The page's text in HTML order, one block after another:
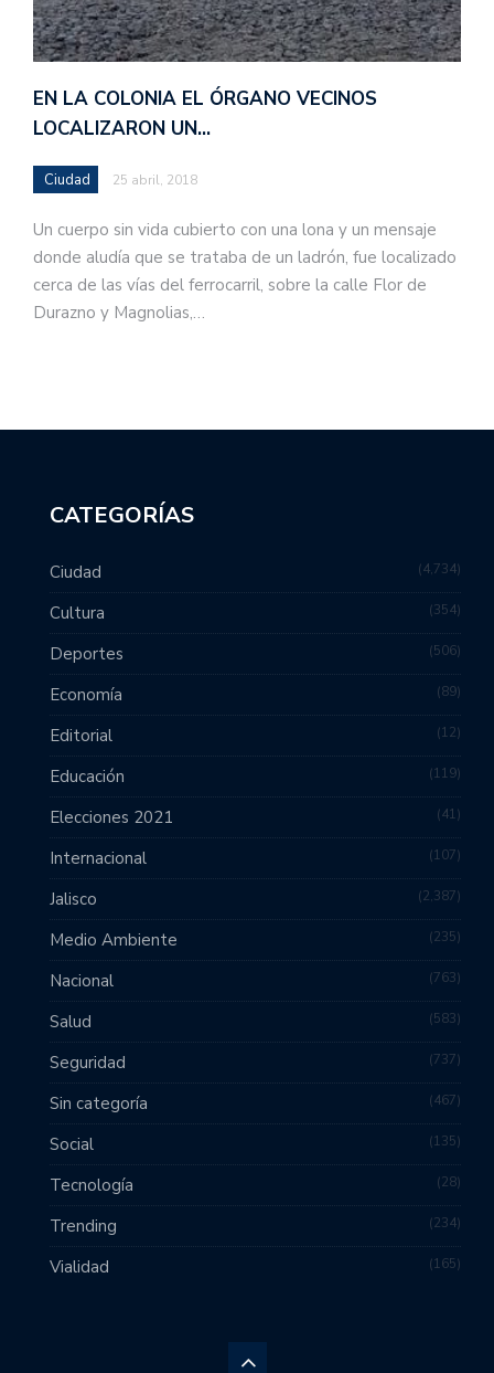
EN LA COLONIA EL ÓRGANO VECINOS
LOCALIZARON UN…
Ciudad 25 abril, 2018
Un cuerpo sin vida cubierto con una lona y un mensaje
donde aludía que se trataba de un ladrón, fue localizado
cerca de las vías del ferrocarril, sobre la calle Flor de
Durazno y Magnolias,…
CATEGORÍAS
Ciudad 4,734
Cultura 354
Deportes 506
Economía 89
Editorial 12
Educación 119
Elecciones 2021 41
Internacional 107
Jalisco 2,387
Medio Ambiente 235
Nacional 763
Salud 583
Seguridad 737
Sin categoría 467
Social 135
Tecnología 28
Trending 234
Vialidad 165